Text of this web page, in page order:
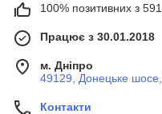
100% позитивних з 591
Працює з 30.01.2018
м. Дніпро
49129, Донецьке шосе,
Контакти